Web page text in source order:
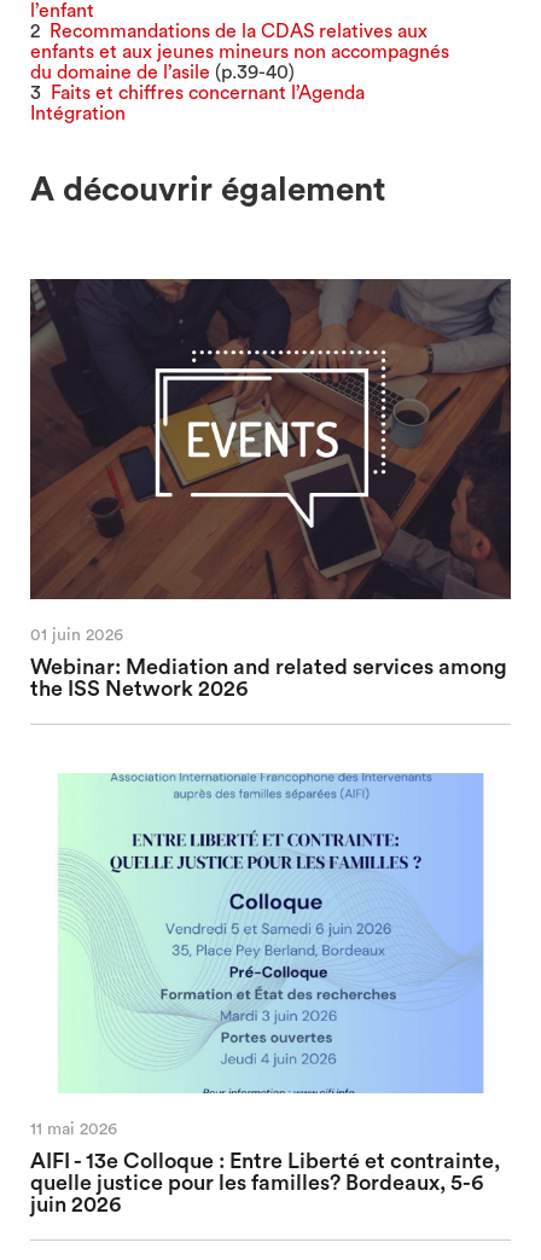
l’enfant
2
Recommandations de la CDAS relatives aux
enfants et aux jeunes mineurs non accompagnés
du domaine de l’asile (p.39-40)
3
Faits et chiffres concernant l’Agenda
Intégration
A découvrir également
01 juin 2026
Webinar: Mediation and related services among
the ISS Network 2026
11 mai 2026
AIFI - 13e Colloque : Entre Liberté et contrainte,
quelle justice pour les familles? Bordeaux, 5-6
juin 2026